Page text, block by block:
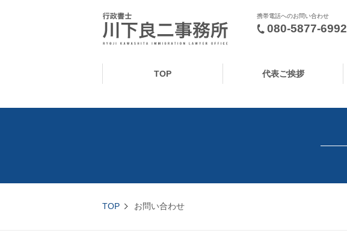
携帯電話へのお問い合わせ
080-5877-6992
TOP 代表ご挨拶
TOP お問い合わせ